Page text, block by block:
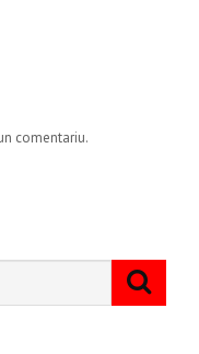
comentariu.